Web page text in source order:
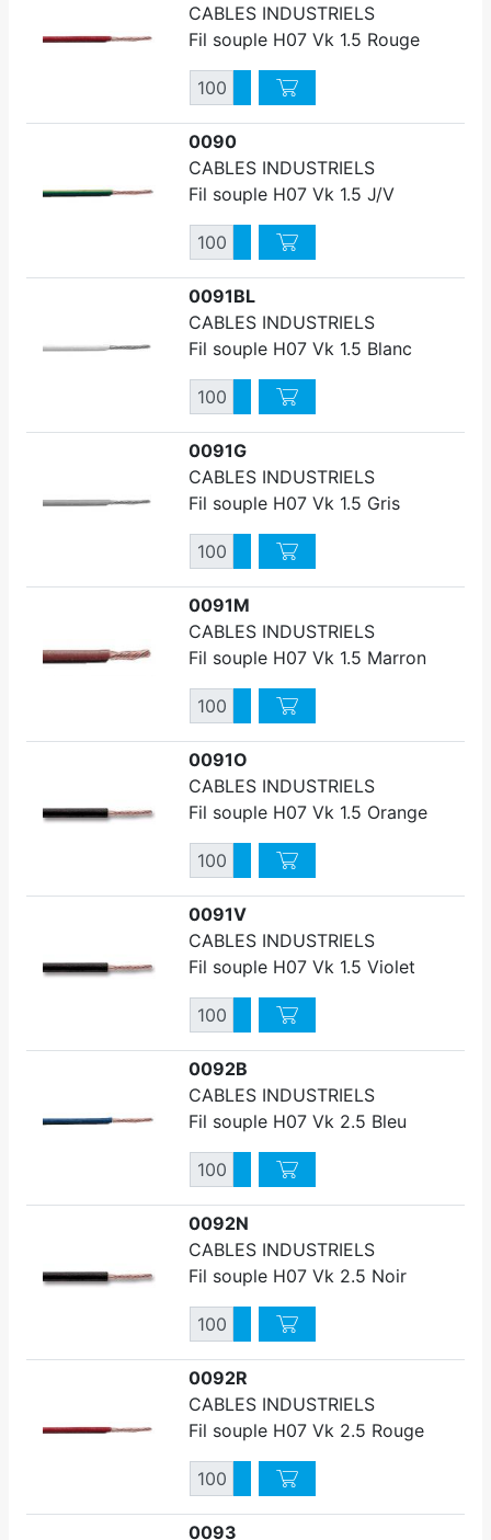
CABLES INDUSTRIELS
Fil souple H07 Vk 1.5 Rouge
QuantitéAugmenter quantité
Diminuer quantité
0090
CABLES INDUSTRIELS
Fil souple H07 Vk 1.5 J/V
QuantitéAugmenter quantité
Diminuer quantité
0091BL
CABLES INDUSTRIELS
Fil souple H07 Vk 1.5 Blanc
QuantitéAugmenter quantité
Diminuer quantité
0091G
CABLES INDUSTRIELS
Fil souple H07 Vk 1.5 Gris
QuantitéAugmenter quantité
Diminuer quantité
0091M
CABLES INDUSTRIELS
Fil souple H07 Vk 1.5 Marron
QuantitéAugmenter quantité
Diminuer quantité
0091O
CABLES INDUSTRIELS
Fil souple H07 Vk 1.5 Orange
QuantitéAugmenter quantité
Diminuer quantité
0091V
CABLES INDUSTRIELS
Fil souple H07 Vk 1.5 Violet
QuantitéAugmenter quantité
Diminuer quantité
0092B
CABLES INDUSTRIELS
Fil souple H07 Vk 2.5 Bleu
QuantitéAugmenter quantité
Diminuer quantité
0092N
CABLES INDUSTRIELS
Fil souple H07 Vk 2.5 Noir
QuantitéAugmenter quantité
Diminuer quantité
0092R
CABLES INDUSTRIELS
Fil souple H07 Vk 2.5 Rouge
QuantitéAugmenter quantité
Diminuer quantité
0093